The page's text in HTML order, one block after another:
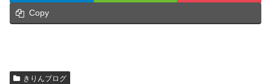
Copy
きりんブログ